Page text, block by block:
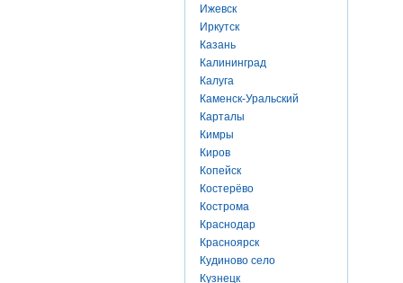
Ижевск
Иркутск
Казань
Калининград
Калуга
Каменск-Уральский
Карталы
Кимры
Киров
Копейск
Костерёво
Кострома
Краснодар
Красноярск
Кудиново село
Кузнецк